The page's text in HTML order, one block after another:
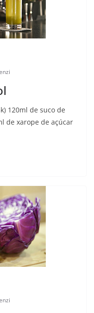
120ml de suco de
de xarope de açúcar